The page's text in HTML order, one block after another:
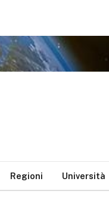
Regioni Università